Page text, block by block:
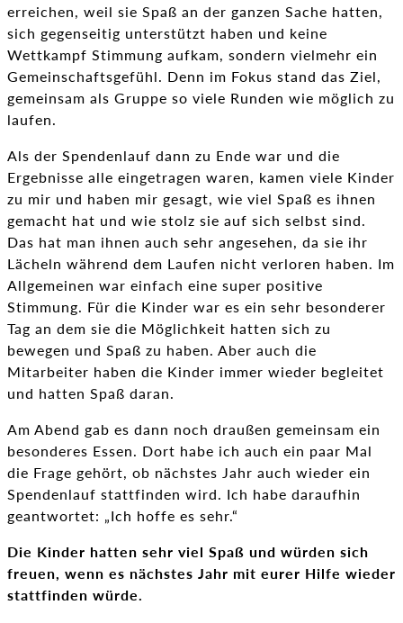
erreichen, weil sie Spaß an der ganzen Sache hatten,
sich gegenseitig unterstützt haben und keine
Wettkampf Stimmung aufkam, sondern vielmehr ein
Gemeinschaftsgefühl. Denn im Fokus stand das Ziel,
gemeinsam als Gruppe so viele Runden wie möglich zu
laufen.
Als der Spendenlauf dann zu Ende war und die
Ergebnisse alle eingetragen waren, kamen viele Kinder
zu mir und haben mir gesagt, wie viel Spaß es ihnen
gemacht hat und wie stolz sie auf sich selbst sind.
Das hat man ihnen auch sehr angesehen, da sie ihr
Lächeln während dem Laufen nicht verloren haben. Im
Allgemeinen war einfach eine super positive
Stimmung. Für die Kinder war es ein sehr besonderer
Tag an dem sie die Möglichkeit hatten sich zu
bewegen und Spaß zu haben. Aber auch die
Mitarbeiter haben die Kinder immer wieder begleitet
und hatten Spaß daran.
Am Abend gab es dann noch draußen gemeinsam ein
besonderes Essen. Dort habe ich auch ein paar Mal
die Frage gehört, ob nächstes Jahr auch wieder ein
Spendenlauf stattfinden wird. Ich habe daraufhin
geantwortet: „Ich hoffe es sehr.“
Die Kinder hatten sehr viel Spaß und würden sich
freuen, wenn es nächstes Jahr mit eurer Hilfe wieder
stattfinden würde.